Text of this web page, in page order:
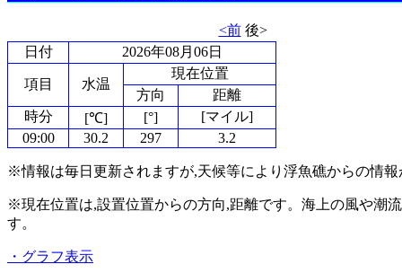
<前 後>
日付
2026年08月06日
項目 水温
現在位置
方向
距離
時分
[℃] [°]
[マイル]
09:00
30.2 297 3.2
※情報は毎日更新されますが,天候等により浮魚礁からの情
※現在位置は,設置位置からの方向,距離です。海上の風や潮
す。
・グラフ表示